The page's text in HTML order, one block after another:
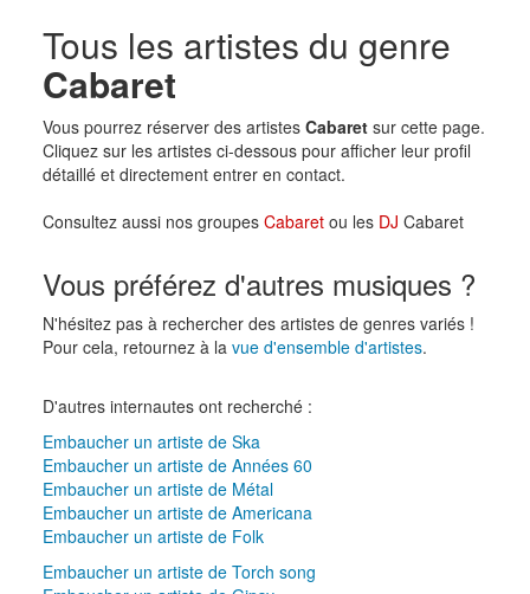
Tous les artistes du genre
Cabaret
Vous pourrez réserver des artistes Cabaretsur cette page.
Cliquez sur les artistes ci-dessous pour afficher leur profil
détaillé et directement entrer en contact.
Consultez aussi nos groupes Cabaretou les DJ Cabaret
Vous préférez d'autres musiques ?
N'hésitez pas à rechercher des artistes de genres variés !
Pour cela, retournez à la vue d'ensemble d'artistes.
D'autres internautes ont recherché :
Embaucher un artiste de Ska
Embaucher un artiste de Années 60
Embaucher un artiste de Métal
Embaucher un artiste de Americana
Embaucher un artiste de Folk
Embaucher un artiste de Torch song